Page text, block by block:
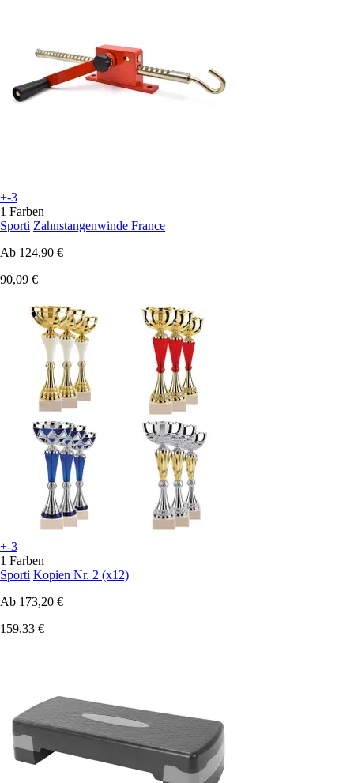
+-3
1 Farben
Sporti Zahnstangenwinde France
Ab 124,90 €
90,09 €
+-3
1 Farben
Sporti Kopien Nr. 2 (x12)
Ab 173,20 €
159,33 €